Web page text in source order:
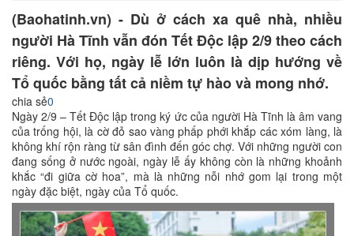
(Baohatinh.vn) - Dù ở cách xa quê nhà, nhiều
người Hà Tĩnh vẫn đón Tết Độc lập 2/9 theo cách
riêng. Với họ, ngày lễ lớn luôn là dịp hướng về
Tổ quốc bằng tất cả niềm tự hào và mong nhớ.
chia sẻ0
Ngày 2/9 – Tết Độc lập trong ký ức của người Hà Tĩnh là âm vang
của trống hội, là cờ đỏ sao vàng phấp phới khắp các xóm làng, là
không khí rộn ràng từ sân đình đến góc chợ. Với những người con
đang sống ở nước ngoài, ngày lễ ấy không còn là những khoảnh
khắc “đi giữa cờ hoa”, mà là những nỗi nhớ gom lại trong một
ngày đặc biệt, ngày của Tổ quốc.